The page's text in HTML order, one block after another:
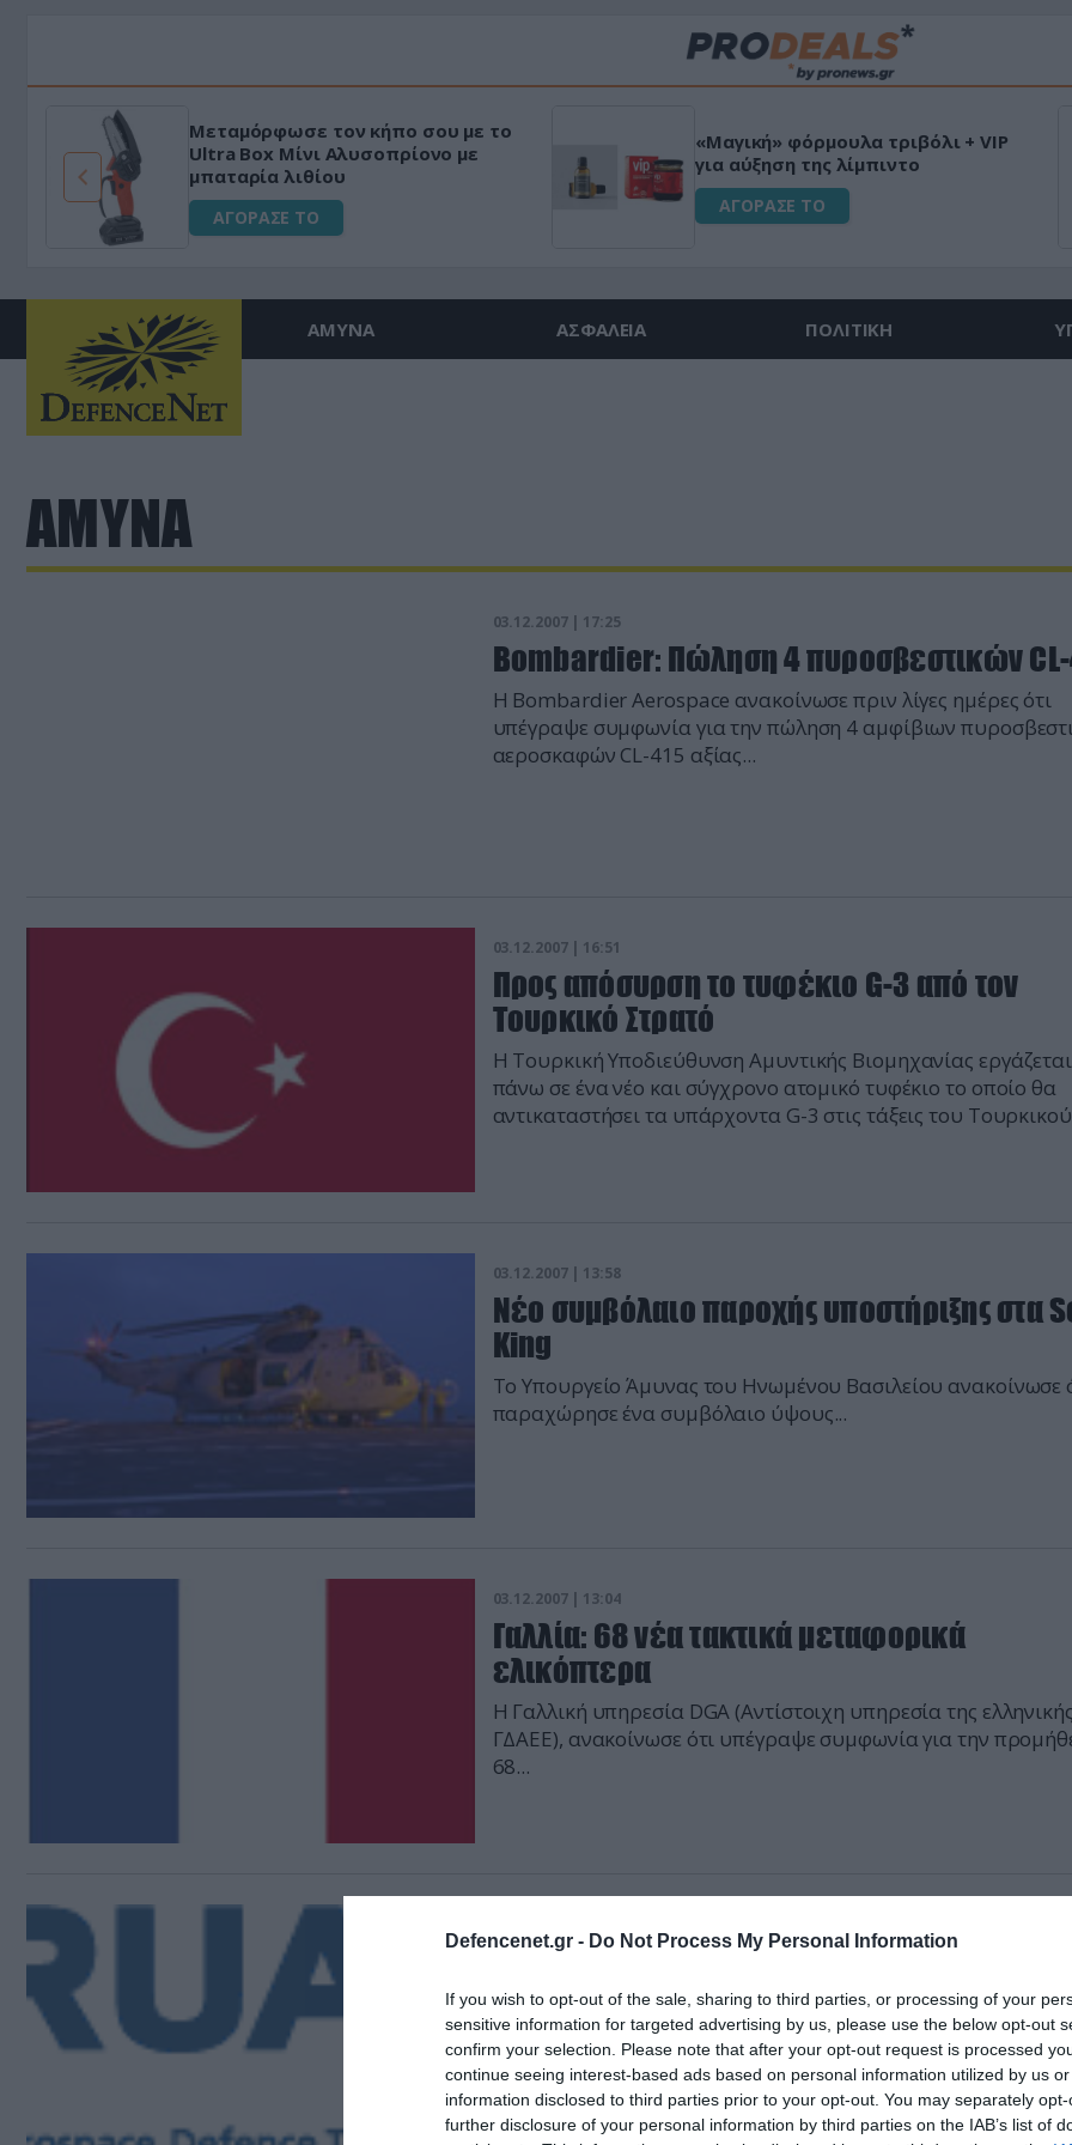
Defencenet.gr - Do Not Process My Personal Information
If you wish to opt-out of the sale, sharing to third parties, or processing of your
sensitive information for targeted advertising by us, please use the below opt-out
confirm your selection. Please note that after your opt-out request is processed
continue seeing interest-based ads based on personal information utilized by us
information disclosed to third parties prior to your opt-out. You may separately
further disclosure of your personal information by third parties on the IAB’s list of
Μεταμόρφωσε τον κήπο σου με το
Ultra Box Μίνι Αλυσοπρίονο με
μπαταρία λιθίου
ΑΓΟΡΑΣΕ ΤΟ
«Μαγική» φόρμουλα τριβόλι + VIP
για αύξηση της λίμπιντο
ΑΓΟΡΑΣΕ ΤΟ
ΑΜΥΝΑ ΑΣΦΑΛΕΙΑ ΠΟΛΙΤΙΚΗ
ΑΜΥΝΑ
03.12.2007 | 17:25
Bombardier: Πώληση 4 πυροσβεστικών
Η Bombardier Aerospace ανακοίνωσε πριν λίγες ημέρες ότι
υπέγραψε συμφωνία για την πώληση 4 αμφίβιων
αεροσκαφών CL-415 αξίας...
03.12.2007 | 16:51
Προς απόσυρση το τυφέκιο G-3 από τον
Τουρκικό Στρατό
Η Τουρκική Υποδιεύθυνση Αμυντικής Βιομηχανίας εργάζεται
πάνω σε ένα νέο και σύγχρονο ατομικό τυφέκιο το οποίο θα
αντικαταστήσει τα υπάρχοντα G-3 στις τάξεις του Τουρκικού
03.12.2007 | 13:58
Νέο συμβόλαιο παροχής υποστήριξης στα
King
To Υπουργείο Άμυνας του Ηνωμένου Βασιλείου ανακοίνωσε
παραχώρησε ένα συμβόλαιο ύψους...
03.12.2007 | 13:04
Γαλλία: 68 νέα τακτικά μεταφορικά
ελικόπτερα
Η Γαλλική υπηρεσία DGA (Αντίστοιχη υπηρεσία της ελληνικής
ΓΔΑΕΕ), ανακοίνωσε ότι υπέγραψε συμφωνία για την
68...
Ruag: Συναρμολόγηση επιβατηγών
αεροσκαφών
Η ελβετική κρατική αμυντική αεροναυπηγική εταιρεία Ruag
Technology Group ανακοίνωσε ότι σχεδιάζει να ξεκινήσει την
συναρμολόγηση του...